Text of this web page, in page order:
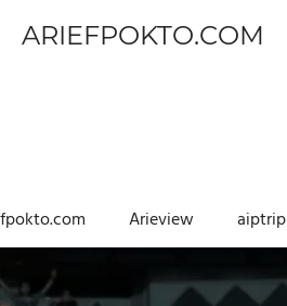
ARIEFPOKTO.COM
Arieview aiptrip